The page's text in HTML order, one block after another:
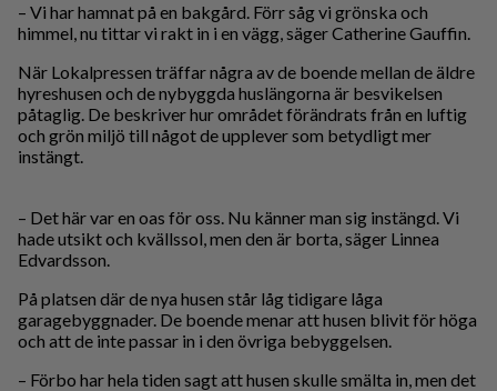
– Vi har hamnat på en bakgård. Förr såg vi grönska och
himmel, nu tittar vi rakt in i en vägg, säger Catherine Gauffin.
När Lokalpressen träffar några av de boende mellan de äldre
hyreshusen och de nybyggda huslängorna är besvikelsen
påtaglig. De beskriver hur området förändrats från en luftig
och grön miljö till något de upplever som betydligt mer
instängt.
– Det här var en oas för oss. Nu känner man sig instängd. Vi
hade utsikt och kvällssol, men den är borta, säger Linnea
Edvardsson.
På platsen där de nya husen står låg tidigare låga
garagebyggnader. De boende menar att husen blivit för höga
och att de inte passar in i den övriga bebyggelsen.
– Förbo har hela tiden sagt att husen skulle smälta in, men det